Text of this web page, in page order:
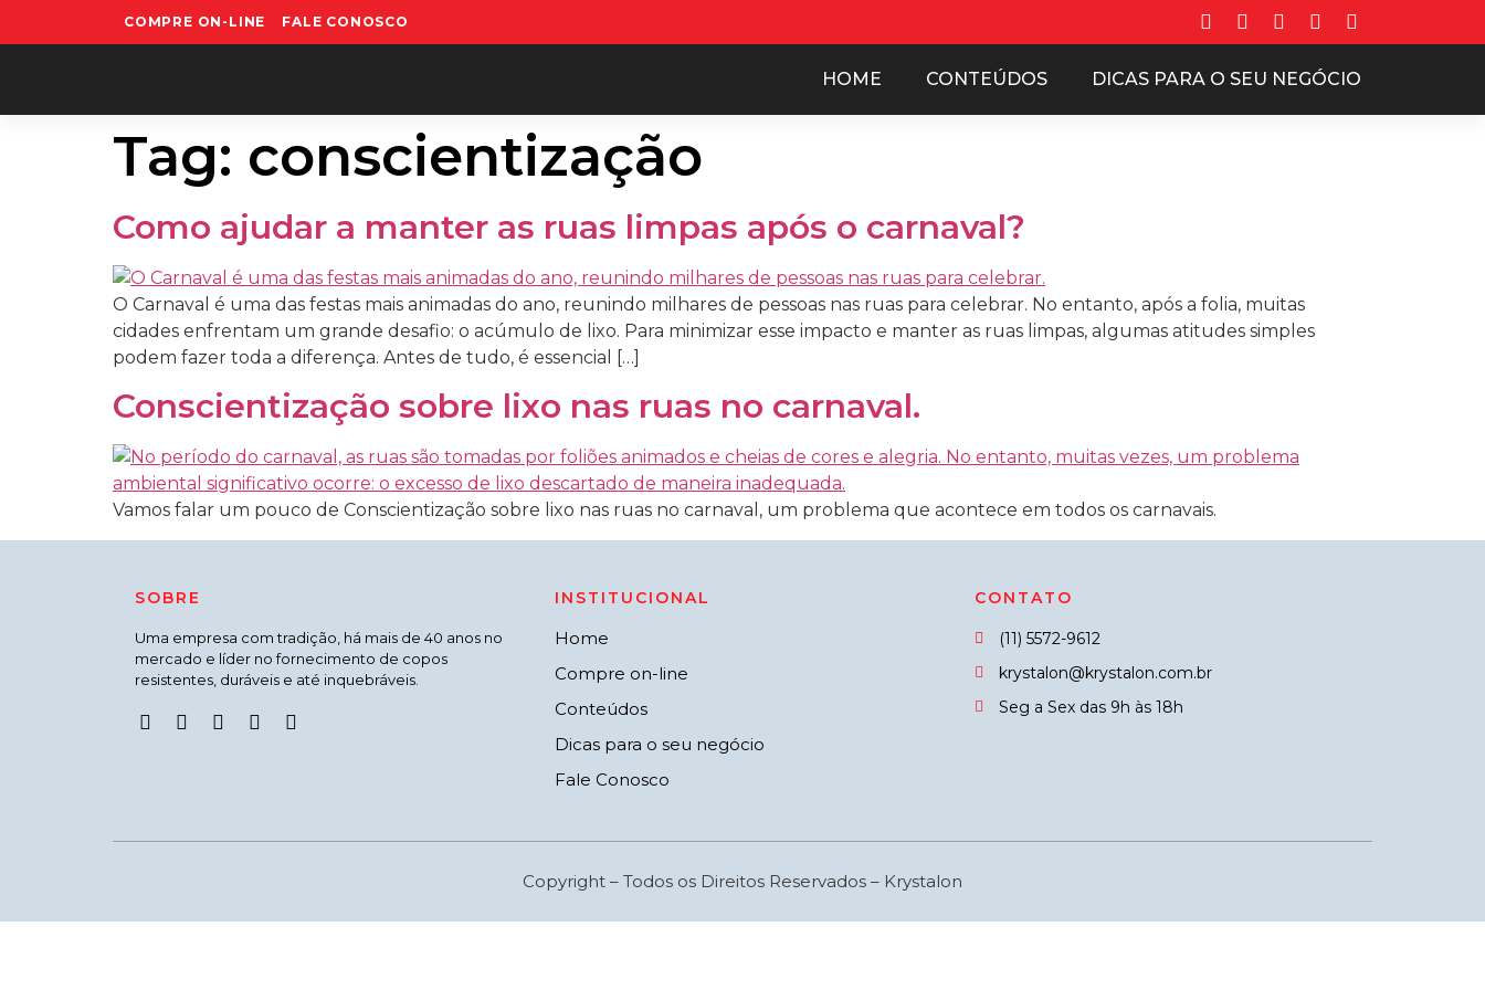
COMPRE ON-LINE FALE CONOSCO
HOME CONTEÚDOS DICAS PARA O SEU NEGÓCIO
Tag: conscientização
Como ajudar a manter as ruas limpas após o carnaval?
O Carnaval é uma das festas mais animadas do ano, reunindo milhares de pessoas nas ruas para celebrar. No entanto, após a folia, muitas
cidades enfrentam um grande desafio: o acúmulo de lixo. Para minimizar esse impacto e manter as ruas limpas, algumas atitudes simples
podem fazer toda a diferença. Antes de tudo, é essencial […]
Conscientização sobre lixo nas ruas no carnaval.
Vamos falar um pouco de Conscientização sobre lixo nas ruas no carnaval, um problema que acontece em todos os carnavais.
SOBRE
Uma empresa com tradição, há mais de 40 anos no
mercado e líder no fornecimento de copos
resistentes, duráveis e até inquebráveis.
INSTITUCIONAL
Home
Compre on-line
Conteúdos
Dicas para o seu negócio
Fale Conosco
CONTATO
(11) 5572-9612
krystalon@krystalon.com.br
Seg a Sex das 9h às 18h
Copyright – Todos os Direitos Reservados – Krystalon